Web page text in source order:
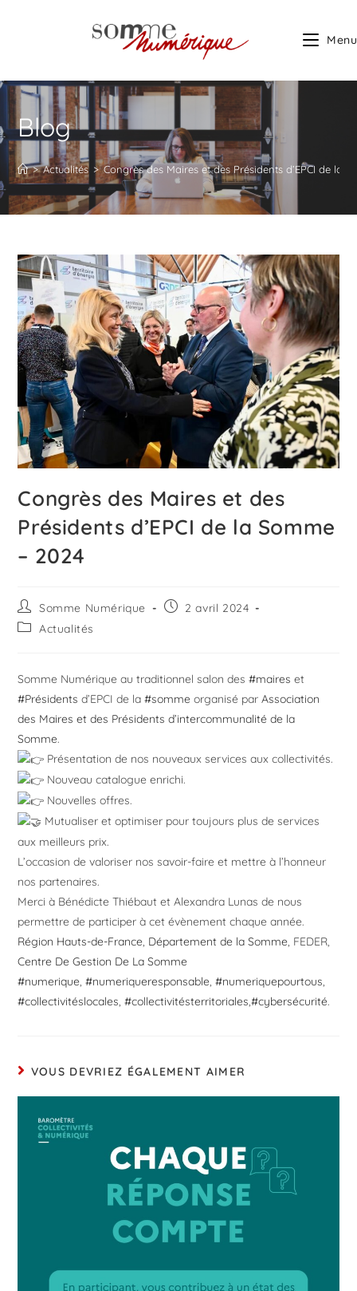
Menu
Blog
> Actualités > Congrès des Maires et des Présidents d’EPCI de la
Congrès des Maires et des
Présidents d’EPCI de la Somme
– 2024
Somme Numérique
2 avril 2024
Actualités
Somme Numérique au traditionnel salon des#maires et
#Présidents d’EPCI de la#somme organisé parAssociation
des Maires et des Présidents d’intercommunalité de la
Somme.
Présentation de nos nouveaux services aux collectivités.
Nouveau catalogue enrichi.
Nouvelles offres.
Mutualiser et optimiser pour toujours plus de services
aux meilleurs prix.
L’occasion de valoriser nos savoir-faire et mettre à l’honneur
nos partenaires.
Merci à Bénédicte Thiébaut et Alexandra Lunas de nous
permettre de participer à cet évènement chaque année.
Région Hauts-de-France, Département de la Somme, FEDER,
Centre De Gestion De La Somme
#numerique,#numeriqueresponsable,#numeriquepourtous,
#collectivitéslocales,#collectivitésterritoriales,#cybersécurité.
VOUS DEVRIEZ ÉGALEMENT AIMER